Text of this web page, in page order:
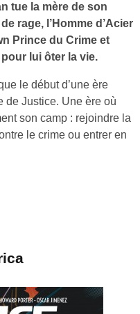
tue la mère de son
rage, l’Homme d’Acier
Prince du Crime et
pour lui ôter la vie.
le début d’une ère
de Justice. Une ère où
son camp : rejoindre la
le crime ou entrer en